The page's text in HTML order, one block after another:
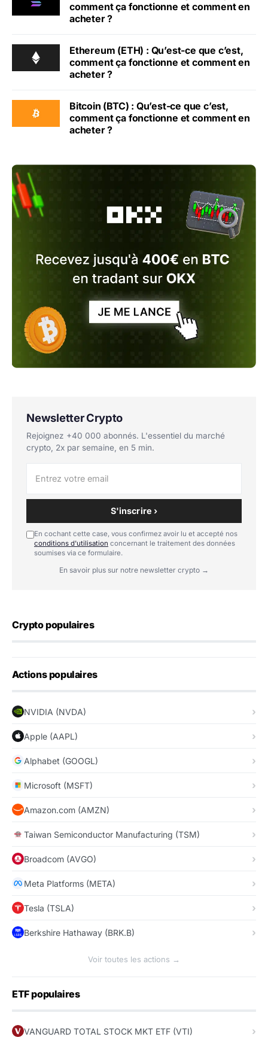
comment ça fonctionne et comment en
acheter ?
Ethereum (ETH) : Qu’est-ce que c’est,
comment ça fonctionne et comment en
acheter ?
Bitcoin (BTC) : Qu’est-ce que c’est,
comment ça fonctionne et comment en
acheter ?
Newsletter Crypto
Rejoignez +40 000 abonnés. L'essentiel du marché
crypto, 2x par semaine, en 5 min.
S'inscrire ›
En cochant cette case, vous confirmez avoir lu et accepté nos
conditions d'utilisation concernant le traitement des données
soumises via ce formulaire.
En savoir plus sur notre newsletter crypto →
Crypto populaires
Actions populaires
NVIDIA (NVDA)
Apple (AAPL)
Alphabet (GOOGL)
Microsoft (MSFT)
Amazon.com (AMZN)
Taiwan Semiconductor Manufacturing (TSM)
Broadcom (AVGO)
Meta Platforms (META)
Tesla (TSLA)
Berkshire Hathaway (BRK.B)
Voir toutes les actions →
ETF populaires
VANGUARD TOTAL STOCK MKT ETF (VTI)